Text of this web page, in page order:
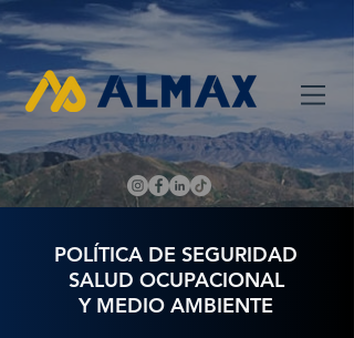
POLÍTICA DE SEGURIDAD
SALUD OCUPACIONAL
Y MEDIO AMBIENTE